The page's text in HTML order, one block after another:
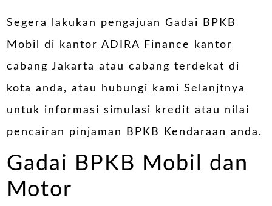
Segera lakukan pengajuan Gadai BPKB
Mobil di kantor ADIRA Finance kantor
cabang Jakarta atau cabang terdekat di
kota anda, atau hubungi kami Selanjtnya
untuk informasi simulasi kredit atau nilai
pencairan pinjaman BPKB Kendaraan anda.
Gadai BPKB Mobil dan
Motor